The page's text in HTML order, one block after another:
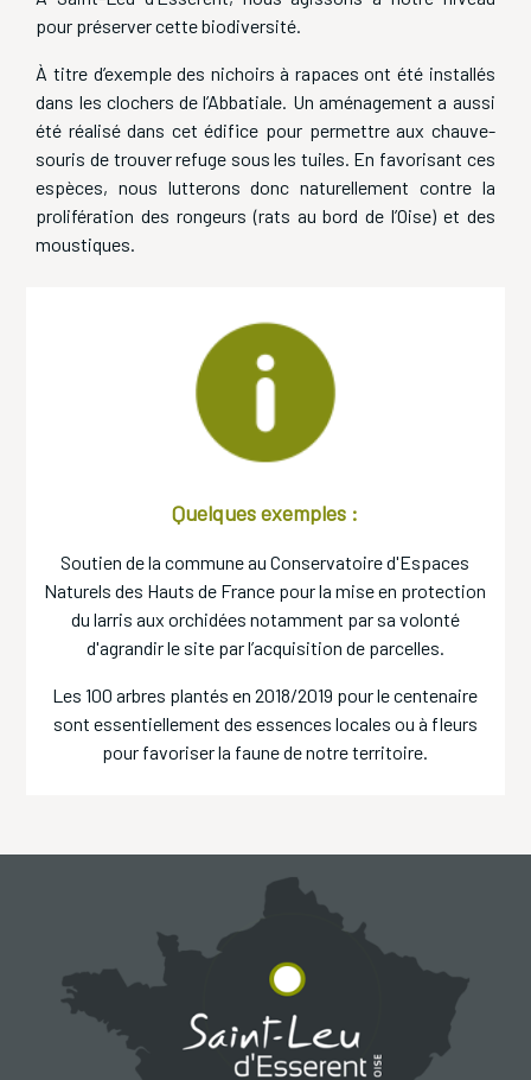
pour préserver cette biodiversité.
À titre d’exemple des nichoirs à rapaces ont été installés
dans les clochers de l’Abbatiale. Un aménagement a aussi
été réalisé dans cet édifice pour permettre aux chauve-
souris de trouver refuge sous les tuiles. En favorisant ces
espèces, nous lutterons donc naturellement contre la
prolifération des rongeurs (rats au bord de l’Oise) et des
moustiques.
Quelques exemples :
Soutien de la commune au Conservatoire d'Espaces
Naturels des Hauts de France pour la mise en protection
du larris aux orchidées notamment par sa volonté
d'agrandir le site par l’acquisition de parcelles.
Les 100 arbres plantés en 2018/2019 pour le centenaire
sont essentiellement des essences locales ou à fleurs
pour favoriser la faune de notre territoire.